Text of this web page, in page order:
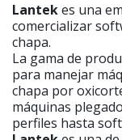
Lantekes una
comercializar
chapa.
La gama de
para manejar
chapa por
máquinas
perfiles hasta